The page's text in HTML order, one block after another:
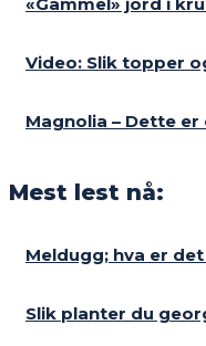
«Gammel» jord i
Video: Slik topper
Magnolia – Dette
Mest lest nå:
Meldugg; hva er
Slik planter du